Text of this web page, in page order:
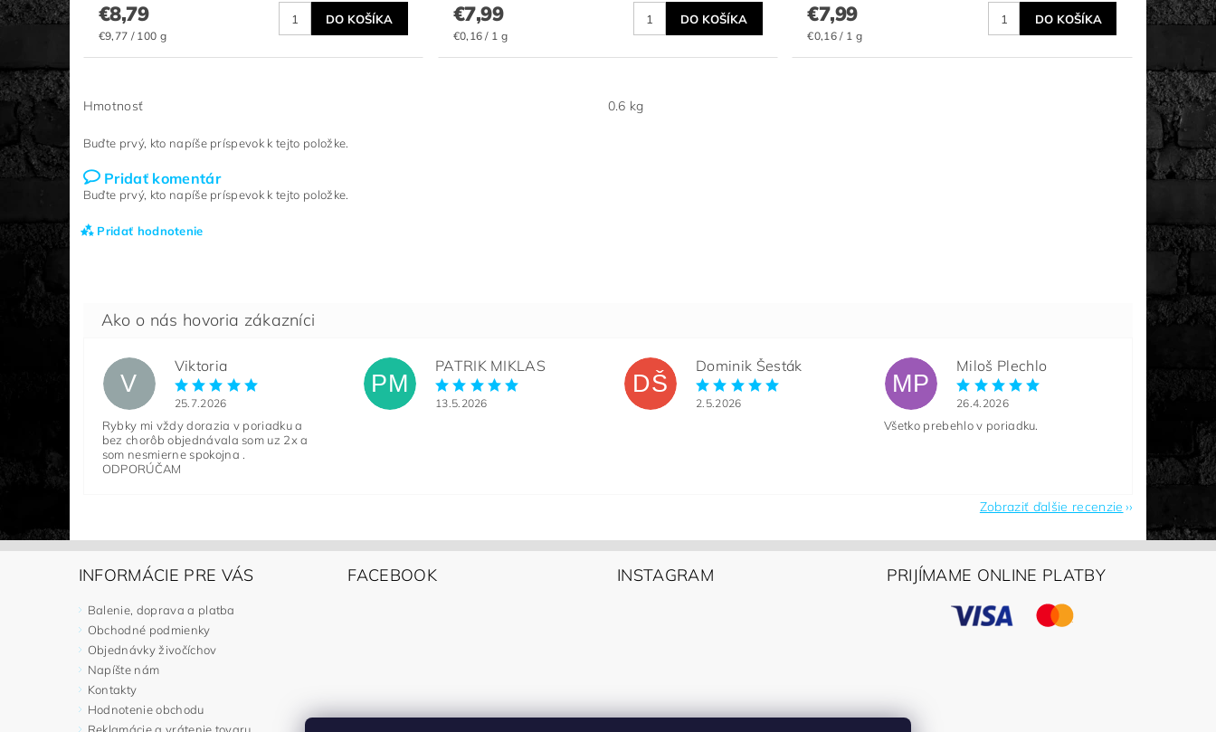
€8,79
€9,77 / 100 g
€7,99
€0,16 / 1 g
€7,99
€0,16 / 1 g
Hmotnosť 0.6 kg
Buďte prvý, kto napíše príspevok k tejto položke.
Pridať komentár
Buďte prvý, kto napíše príspevok k tejto položke.
Pridať hodnotenie
V
Viktoria
25.7.2026
Rybky mi vždy dorazia v poriadku a
bez chorôb objednávala som uz 2x a
som nesmierne spokojna .
ODPORÚČAM
PM
PATRIK MIKLAS
13.5.2026
DŠ
Dominik Šesták
2.5.2026
MP
Miloš Plechlo
26.4.2026
Všetko prebehlo v poriadku.
Zobraziť ďalšie recenzie
INFORMÁCIE PRE VÁS
Balenie, doprava a platba
Obchodné podmienky
Objednávky živočíchov
Napíšte nám
Kontakty
Hodnotenie obchodu
FACEBOOK INSTAGRAM PRIJÍMAME ONLINE PLATBY